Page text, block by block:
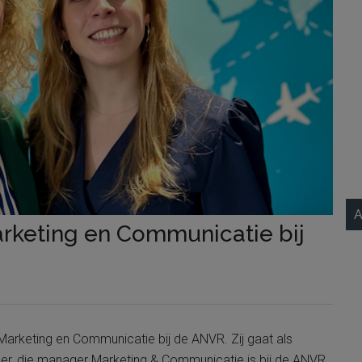
en Communicatie bij
en Communicatie bij de ANVR. Zij gaat als